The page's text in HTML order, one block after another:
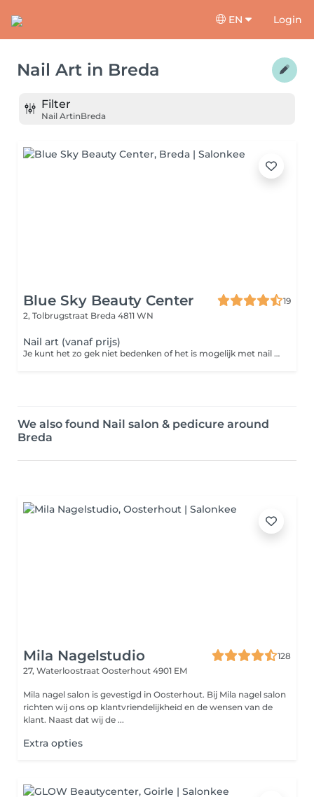
EN Login
Nail Art in Breda
Filter
Nail ArtinBreda
Blue Sky Beauty Center
19
2, Tolbrugstraat Breda 4811 WN
Nail art (vanaf prijs)
Je kunt het zo gek niet bedenken of het is mogelijk met nail art! Bovendien is het een makkelijke en betaalbare manier om je look net dat beetje extra te geven. Of je nu voor een opvallende animal print gaat, een zelf ontworpen design of voor een subtiel glittertje, nail art maakt een feestje van je nagels.
We also found Nail salon & pedicure around
Breda
Mila Nagelstudio
128
27, Waterloostraat Oosterhout 4901 EM
Mila nagel salon is gevestigd in Oosterhout. Bij Mila nagel salon
richten wij ons op klantvriendelijkheid en de wensen van de
klant. Naast dat wij de ...
Extra opties